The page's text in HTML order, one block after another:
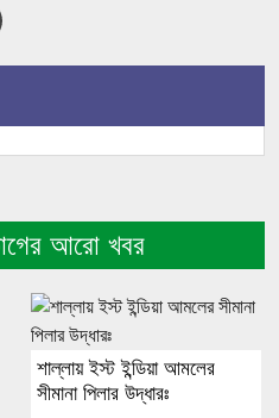
আরো খবর
শাল্লায় ইস্ট ইন্ডিয়া আমলের
সীমানা পিলার উদ্ধারঃ